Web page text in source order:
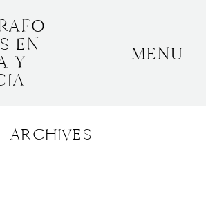
MENU
ARCHIVES
BODAS